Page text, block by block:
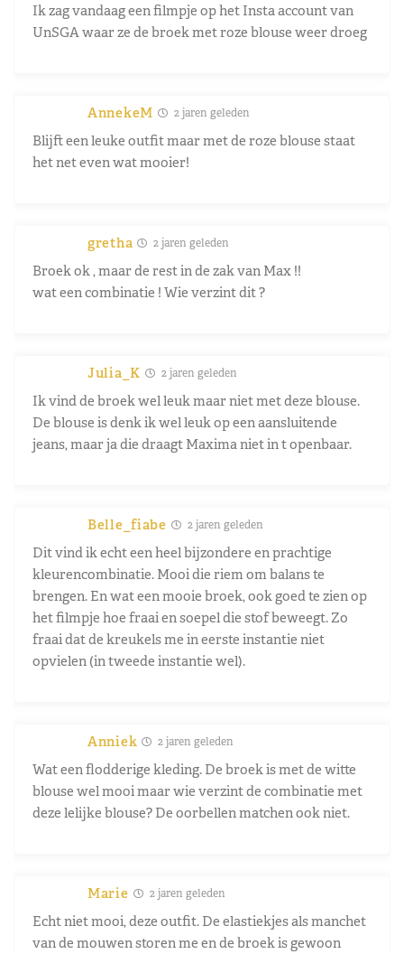
Ik zag vandaag een filmpje op het Insta account van
UnSGA waar ze de broek met roze blouse weer droeg
AnnekeM 2 jaren geleden
Blijft een leuke outfit maar met de roze blouse staat
het net even wat mooier!
gretha 2 jaren geleden
Broek ok , maar de rest in de zak van Max !!
wat een combinatie ! Wie verzint dit ?
Julia_K 2 jaren geleden
Ik vind de broek wel leuk maar niet met deze blouse.
De blouse is denk ik wel leuk op een aansluitende
jeans, maar ja die draagt Maxima niet in t openbaar.
Belle_fiabe 2 jaren geleden
Dit vind ik echt een heel bijzondere en prachtige
kleurencombinatie. Mooi die riem om balans te
brengen. En wat een mooie broek, ook goed te zien op
het filmpje hoe fraai en soepel die stof beweegt. Zo
fraai dat de kreukels me in eerste instantie niet
opvielen (in tweede instantie wel).
Anniek 2 jaren geleden
Wat een flodderige kleding. De broek is met de witte
blouse wel mooi maar wie verzint de combinatie met
deze lelijke blouse? De oorbellen matchen ook niet.
Marie 2 jaren geleden
Echt niet mooi, deze outfit. De elastiekjes als manchet
van de mouwen storen me en de broek is gewoon